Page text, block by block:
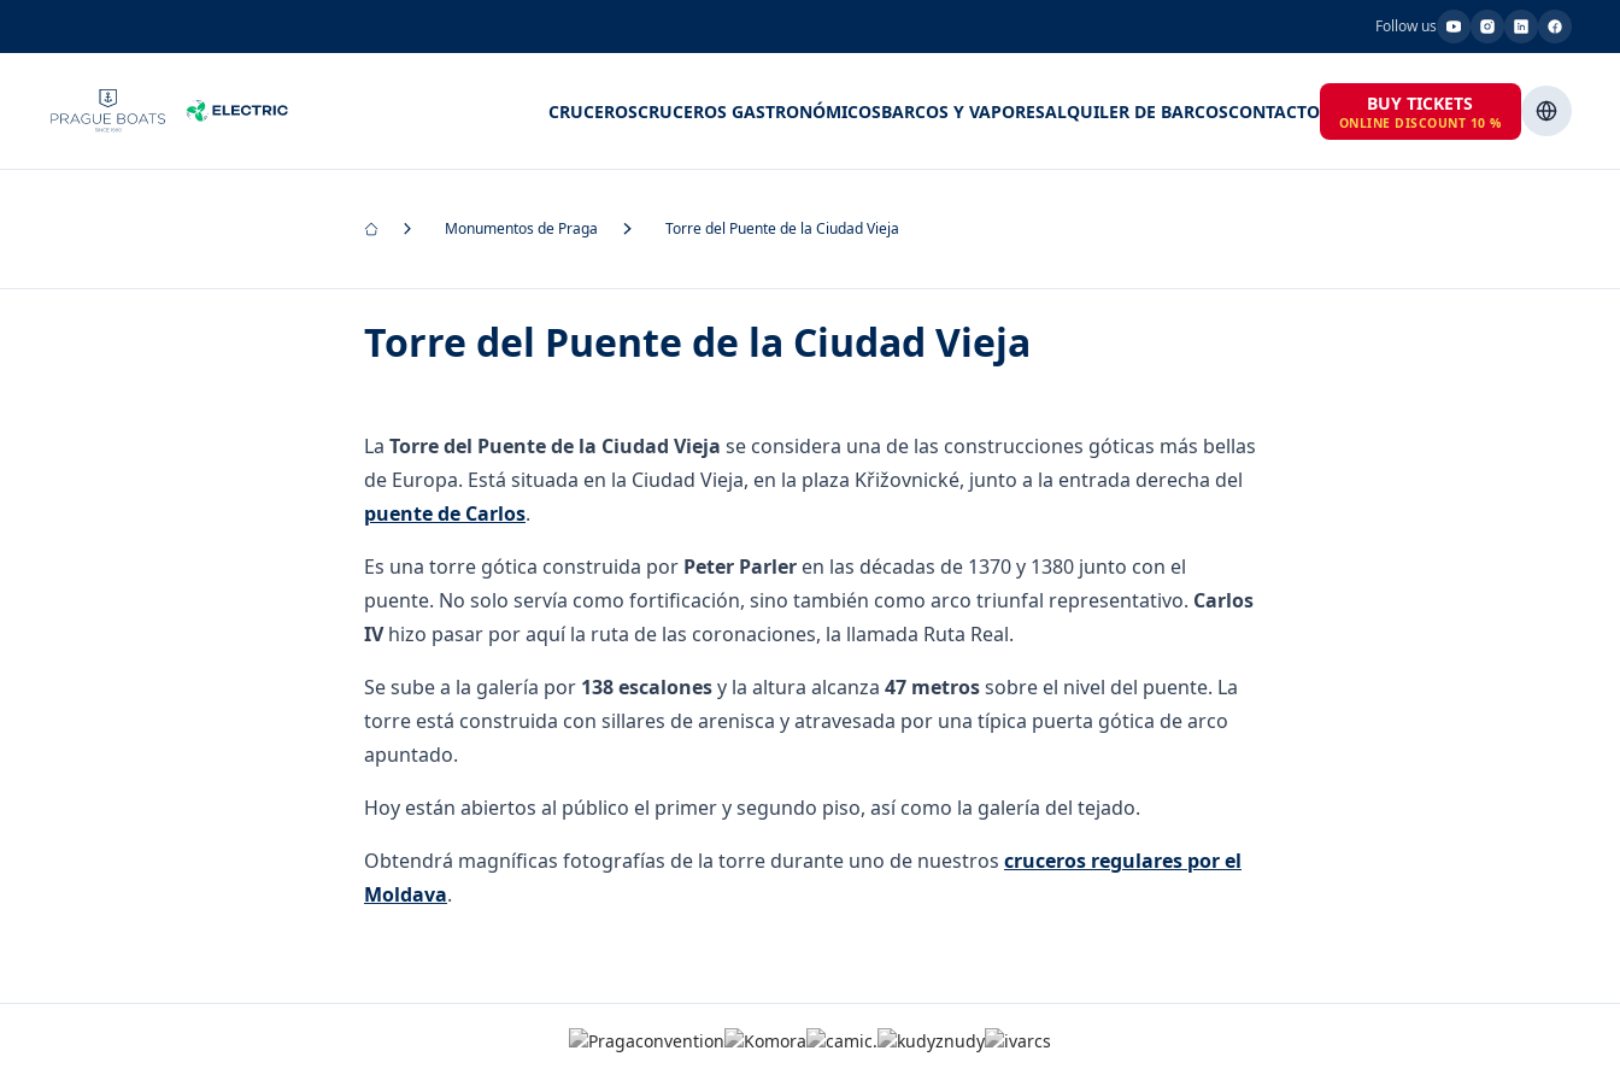
Follow us
CRUCEROSCRUCEROS GASTRONÓMICOSBARCOS Y VAPORESALQUILER DE BARCOSCONTACTO BUY TICKETS
ONLINE DISCOUNT 10 %
Monumentos de Praga Torre del Puente de la Ciudad Vieja
Torre del Puente de la Ciudad Vieja
La Torre del Puente de la Ciudad Vieja se considera una de las construcciones góticas más bellas
de Europa. Está situada en la Ciudad Vieja, en la plaza Křižovnické, junto a la entrada derecha del
puente de Carlos.
Es una torre gótica construida por Peter Parler en las décadas de 1370 y 1380 junto con el
puente. No solo servía como fortificación, sino también como arco triunfal representativo. Carlos
IVhizo pasar por aquí la ruta de las coronaciones, la llamada Ruta Real.
Se sube a la galería por 138 escalonesy la altura alcanza 47 metrossobre el nivel del puente. La
torre está construida con sillares de arenisca y atravesada por una típica puerta gótica de arco
apuntado.
Hoy están abiertos al público el primer y segundo piso, así como la galería del tejado.
Obtendrá magníficas fotografías de la torre durante uno de nuestros cruceros regulares por el
Moldava.